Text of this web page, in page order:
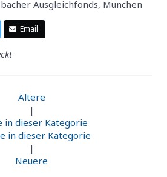
Ausgleichfonds, München
Email
Ältere
|
in dieser Kategorie
in dieser Kategorie
|
Neuere